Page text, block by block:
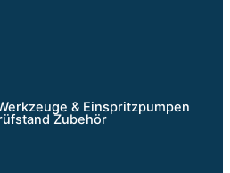
& Einspritzpumpen
Zubehör